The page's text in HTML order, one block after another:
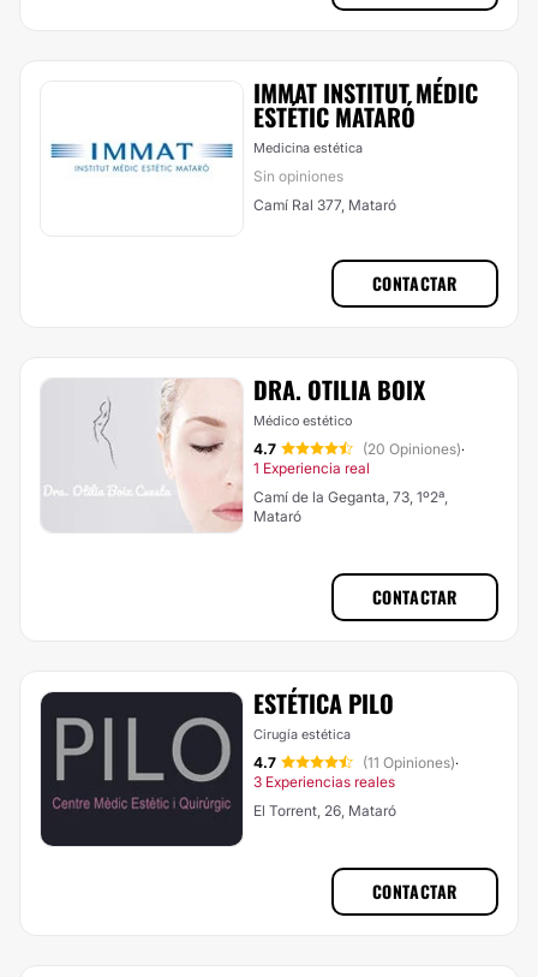
IMMAT INSTITUT MÉDIC
ESTÉTIC MATARÓ
Medicina estética
Sin opiniones
Camí Ral 377, Mataró
CONTACTAR
DRA. OTILIA BOIX
Médico estético
4.7 (20 Opiniones)·
1 Experiencia real
Camí de la Geganta, 73, 1º2ª,
Mataró
CONTACTAR
ESTÉTICA PILO
Cirugía estética
4.7 (11 Opiniones)·
3 Experiencias reales
El Torrent, 26, Mataró
CONTACTAR